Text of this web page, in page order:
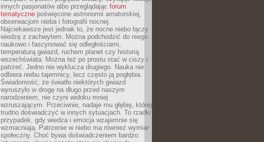
innych pasjonatów albo przeglądając forum
tematyczne poświęcone astronomii amatorskiej,
obserwacjom nieba i fotografii nocnej.
Najciekawsze jest jednak to, że nocne niebo łączy
wiedzę z zachwytem. Można podchodzić do niego
naukowo i fascynować się odległościami,
temperaturą gwiazd, ruchem planet czy historią
wszechświata. Można też po prostu stać w ciszy i
patrzeć. Jedno nie wyklucza drugiego. Nauka nie
odbiera niebu tajemnicy, lecz często ją pogłębia.
Świadomość, że światło niektórych gwiazd
wyruszyło w drogę na długo przed naszym
narodzeniem, nie czyni widoku mniej
wzruszającym. Przeciwnie, nadaje mu głębię, której
trudno doświadczyć w innych sytuacjach. To rzadki
przypadek, gdy wiedza i emocja wzajemnie się
wzmacniają. Patrzenie w niebo ma również wymiar
społeczny. Choć bywa doświadczeniem bardzo